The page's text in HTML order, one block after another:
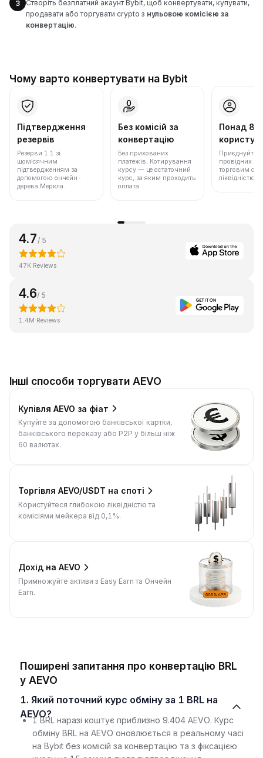
3
Створіть безплатний акаунт Bybit, щоб конвертувати, купувати,
продавати або торгувати crypto з нульовою комісією за
конвертацію.
Чому варто конвертувати на Bybit
Підтвердження
резервів
Резерви 1:1 зі
щомісячним
підтвердженням за
допомогою ончейн-
дерева Меркла.
Без комісій за
конвертацію
Без прихованих
платежів. Котирування
курсу — це остаточний
курс, за яким проходить
оплата.
Понад 86
Приєднуйтеся
провідних
торговим
ліквідністю.
4.7 / 5
47K Reviews
4.6/ 5
1.4M Reviews
Інші способи торгувати AEVO
Купівля AEVO за фіат
Купуйте за допомогою банківської картки,
банківського переказу або P2P у більш ніж
60 валютах.
Торгівля AEVO/USDT на споті
Користуйтеся глибокою ліквідністю та
комісіями мейкера від 0,1%.
Дохід на AEVO
Примножуйте активи з Easy Earn та Ончейн
Earn.
Поширені запитання про конвертацію BRL
у AEVO
1. Який поточний курс обміну за 1 BRL на
AEVO?
1 BRL наразі коштує приблизно 9.404 AEVO. Курс
обміну BRL на AEVO оновлюється в реальному часі
на Bybit без комісій за конвертацію та з фіксацією